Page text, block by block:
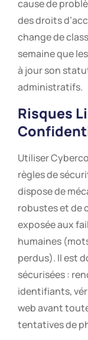
cause de
des droits
change de
semaine que
à jour son
administratifs.
Risques
Utiliser
règles de
dispose de
robustes et de
exposée aux
humaines
perdus). Il est
sécurisées :
identifiants,
web avant
tentatives de